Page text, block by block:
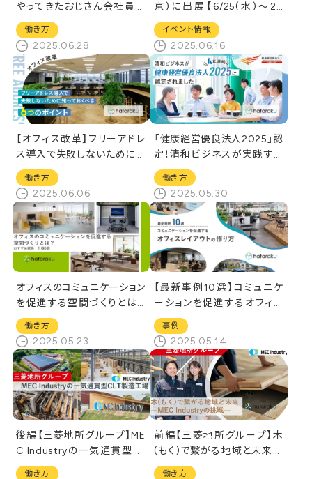
やってきたおじさん会社員／
令和のオフィスにおったまげ
働き方
2025.06.28
京)に出展【6/25(水)～27
(金)】
イベント情報
2025.06.16
【オフィス改革】フリーアドレ
ス導入で失敗しないために知
っておくべき6つのポイント
働き方
2025.06.06
「健康経営優良法人2025」認
定！清和ビジネスが実践する
Well-being経営とは
働き方
2025.05.30
オフィスのコミュニケーション
を促進する空間づくりとは？
おすすめ家具・什器3選
働き方
2025.05.23
【最新事例10選】コミュニケ
ーションを促進するオフィス
レイアウトの作り方
事例
2025.05.14
後編【三菱地所グループ】ME
C Industryの一気通貫型CL
T製造工場
働き方
前編【三菱地所グループ】木
(もく)で繋がる地域と未来―
MEC Industryの挑戦
働き方